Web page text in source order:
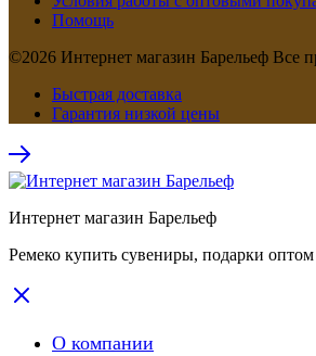
Помощь
©2026 Интернет магазин Барельеф Все
Быстрая доставка
Гарантия низкой цены
Интернет магазин Барельеф
Ремеко купить сувениры, подарки
О компании